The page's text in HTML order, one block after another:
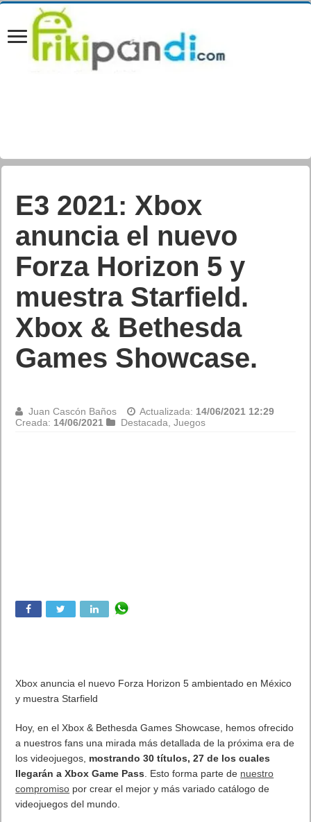
E3 2021: Xbox
anuncia el nuevo
Forza Horizon 5 y
muestra Starfield.
Xbox & Bethesda
Games Showcase.
Juan Cascón Baños Actualizada: 14/06/2021 12:29
Creada: 14/06/2021 Destacada ,Juegos
Xbox anuncia el nuevo Forza Horizon 5 ambientado en México
y muestra Starfield
Hoy, en elXbox & Bethesda Games Showcase, hemos ofrecido
a nuestros fans una mirada más detallada de la próxima era de
los videojuegos, mostrando 30 títulos, 27 de los cuales
llegarán aXbox Game Pass. Esto forma parte de nuestro
compromiso por crear el mejor y más variado catálogo de
videojuegos del mundo.